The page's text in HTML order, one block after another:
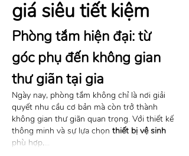
giá siêu tiết kiệm
Phòng tắm hiện đại: từ
góc phụ đến không gian
thư giãn tại gia
Ngày nay, phòng tắm không chỉ là nơi giải
quyết nhu cầu cơ bản mà còn trở thành
không gian thư giãn quan trọng. Với thiết kế
thông minh và sự lựa chọn thiết bị vệ sinh
phù hợp,…